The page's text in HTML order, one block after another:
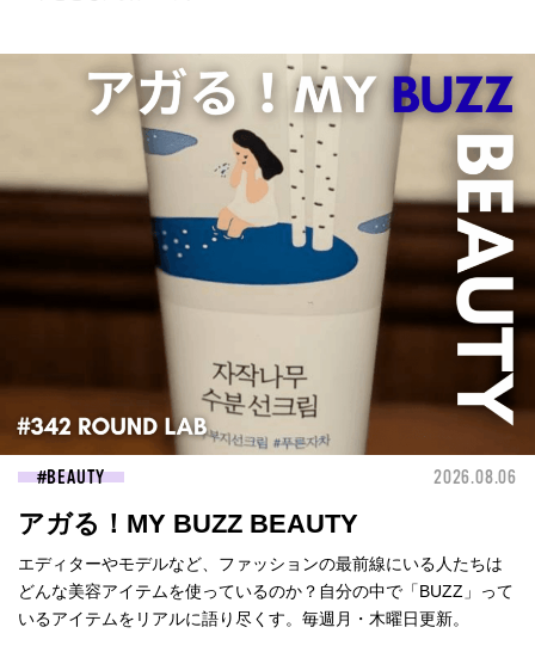
BEAUTY 2026.08.06
アガる！MY BUZZ BEAUTY
エディターやモデルなど、ファッションの最前線にいる人たちは
どんな美容アイテムを使っているのか？自分の中で「BUZZ」って
いるアイテムをリアルに語り尽くす。毎週月・木曜日更新。